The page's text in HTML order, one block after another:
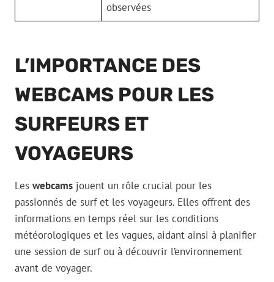
observées
L’IMPORTANCE DES
WEBCAMS POUR LES
SURFEURS ET
VOYAGEURS
Les webcams jouent un rôle crucial pour les
passionnés de surf et les voyageurs. Elles offrent des
informations en temps réel sur les conditions
météorologiques et les vagues, aidant ainsi à planifier
une session de surf ou à découvrir l’environnement
avant de voyager.